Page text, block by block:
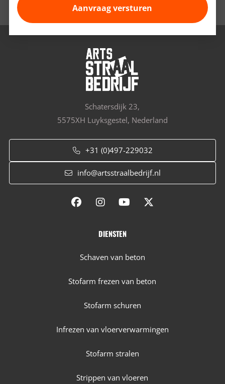
Schatersdijk 23,
5575XH Luyksgestel, Nederland
+31 (0)497-229032
info@artsstraalbedrijf.nl
DIENSTEN
Schaven van beton
Stofarm frezen van beton
Stofarm schuren
Infrezen van vloerverwarmingen
Stofarm stralen
Strippen van vloeren